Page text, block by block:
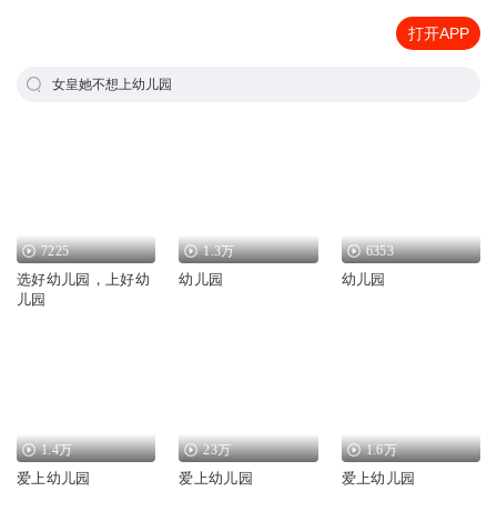
打开APP
女皇她不想上幼儿园
7225
选好幼儿园，上好幼
儿园
1.3万
幼儿园
6353
幼儿园
1.4万
爱上幼儿园
23万
爱上幼儿园
1.6万
爱上幼儿园